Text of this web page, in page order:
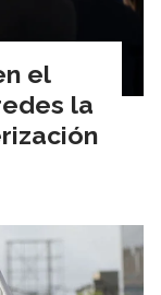
el
la